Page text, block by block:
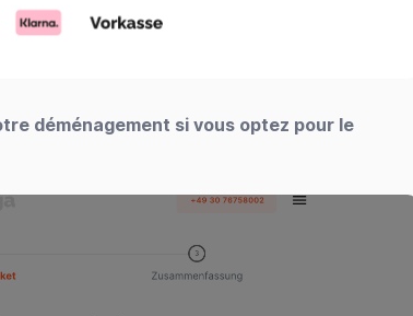
déménagement si vous optez pour le